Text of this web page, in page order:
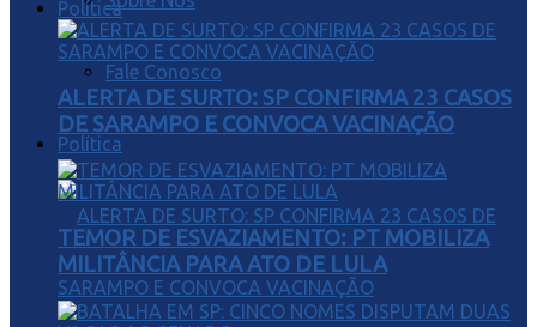
Fale Conosco
Política
Política
ALERTA DE SURTO: SP CONFIRMA 23 CASOS
DE SARAMPO E CONVOCA VACINAÇÃO
TEMOR DE ESVAZIAMENTO: PT MOBILIZA
MILITÂNCIA PARA ATO DE LULA